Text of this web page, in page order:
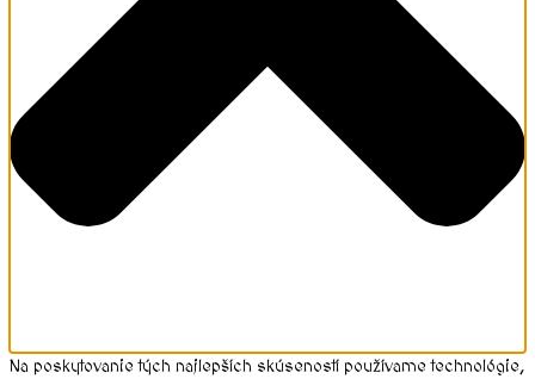
Na poskytovanie tých najlepších skúseností používame technológie,